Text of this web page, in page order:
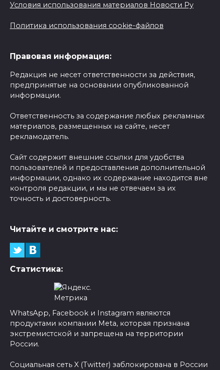
Условия использования материалов Новости Ру
Политика использования cookie-файлов
Правовая информация:
Редакция не несет ответственности за действия,
предпринятые на основании опубликованной
информации.
Ответственность за содержание любых рекламных
материалов, размещенных на сайте, несет
рекламодатель.
Сайт содержит внешние ссылки для удобства
пользователей и предоставления дополнительной
информации, однако их содержание находится вне
контроля редакции, и мы не отвечаем за их
точность и достоверность.
Читайте и смотрите нас:
Статистика:
WhatsApp, Facebook и Instagram являются
продуктами компании Meta, которая признана
экстремистской и запрещена на территории
России.
Социальная сеть X (Twitter) заблокирована в России